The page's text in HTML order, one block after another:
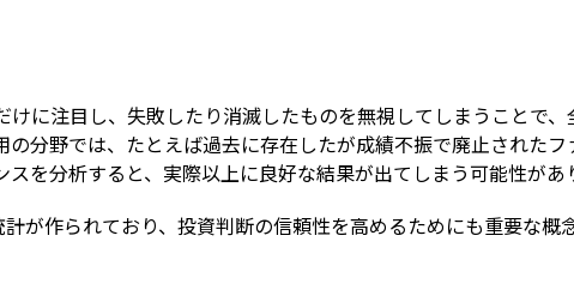
に注目し、失敗したり消滅したものを無視してしまうことで、
分野では、たとえば過去に存在したが成績不振で廃止されたフ
を分析すると、実際以上に良好な結果が出てしまう可能性があ
が作られており、投資判断の信頼性を高めるためにも重要な概